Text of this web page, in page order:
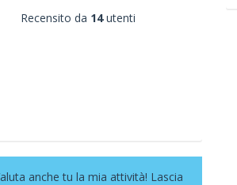
Recensito da 14utenti
anche tu la mia attività! Lascia